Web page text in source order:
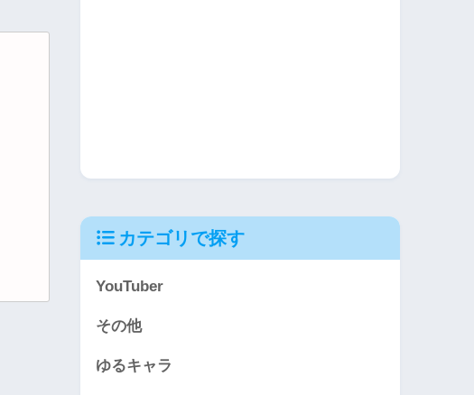
カテゴリで探す
YouTuber
その他
ゆるキャラ